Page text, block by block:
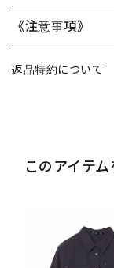
《注意事項》
返品特約について
このアイテ